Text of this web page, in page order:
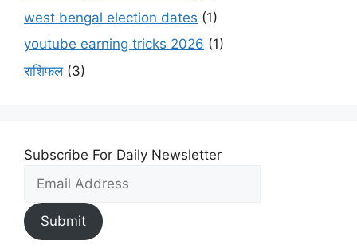
west bengal election dates (1)
youtube earning tricks 2026 (1)
राशिफल(3)
Subscribe For Daily Newsletter
Submit